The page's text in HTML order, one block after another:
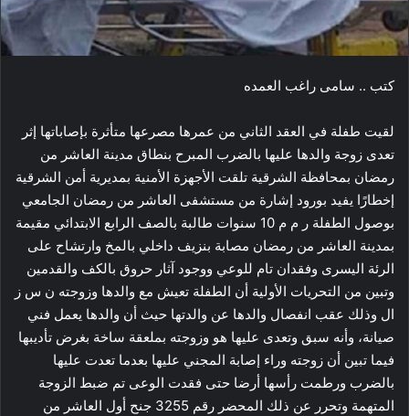
كتب .. سامى راغب العمده
لقيت طفلة في العقد الثاني من عمرها مصرعها متأثرة بإصاباتها إثر
تعدى زوجة والدها عليها بالضرب المبرح بنطاق مدينة العاشر من
رمضان بمحافظة الشرقية تلقت الأجهزة الأمنية بمديرية أمن الشرقية
إخطارًا يفيد بورود إشارة من مستشفى العاشر من رمضان الجامعي
بوصول الطفلة ر م م 10 سنوات طالبة بالصف الرابع الابتدائي مقيمة
بمدينة العاشر من رمضان مصابة بنزيف داخلي بالمخ وارتشاح على
الرئة اليسرى وفقدان تام للوعي ووجود آثار حروق بالكف والقدمين
وتبين من التحريات الأولية أن الطفلة تعيش مع والدها وزوجته ن س ز
ال وذلك عقب انفصال والدها عن والدتها حيث أن والدها يعمل فني
صيانة، وأنه سبق وتعدى عليها هو وزوجته بملعقة ساخة بغرض تأديبها
فيما تبين أن زوجته وراء إصابة المجني عليها بعدما تعدت عليها
بالضرب ورطمت رأسها أرضا حتى فقدت الوعى تم ضبط الزوجة
المتهمة وتحرر عن ذلك المحضر رقم 3255 جنح أول العاشر من